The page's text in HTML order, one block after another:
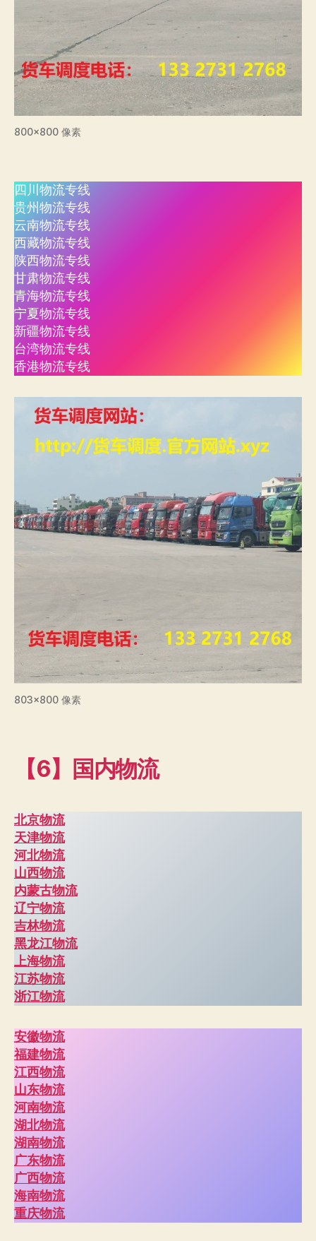
800×800 像素
四川物流专线
贵州物流专线
云南物流专线
西藏物流专线
陕西物流专线
甘肃物流专线
青海物流专线
宁夏物流专线
新疆物流专线
台湾物流专线
香港物流专线
803×800 像素
【6】国内物流
北京物流
天津物流
河北物流
山西物流
内蒙古物流
辽宁物流
吉林物流
黑龙江物流
上海物流
江苏物流
浙江物流
安徽物流
福建物流
江西物流
山东物流
河南物流
湖北物流
湖南物流
广东物流
广西物流
海南物流
重庆物流